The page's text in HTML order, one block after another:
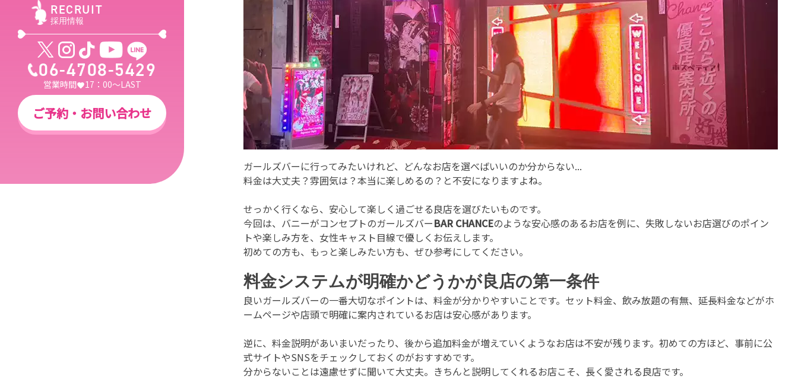
RECRUIT
採用情報
06-4708-5429
営業時間 17：00～LAST
ご予約・お問い合わせ
ガールズバーに行ってみたいけれど、どんなお店を選べばいいのか分からない...
料金は大丈夫？雰囲気は？本当に楽しめるの？と不安になりますよね。
せっかく行くなら、安心して楽しく過ごせる良店を選びたいものです。
今回は、バニーがコンセプトのガールズバーBAR CHANCEのような安心感のあるお店を例に、失敗しないお店選びのポイン
トや楽しみ方を、女性キャスト目線で優しくお伝えします。
初めての方も、もっと楽しみたい方も、ぜひ参考にしてください。
料金システムが明確かどうかが良店の第一条件
良いガールズバーの一番大切なポイントは、料金が分かりやすいことです。セット料金、飲み放題の有無、延長料金などがホ
ームページや店頭で明確に案内されているお店は安心感があります。
逆に、料金説明があいまいだったり、後から追加料金が増えていくようなお店は不安が残ります。初めての方ほど、事前に公
式サイトやSNSをチェックしておくのがおすすめです。
分からないことは遠慮せずに聞いて大丈夫。きちんと説明してくれるお店こそ、長く愛される良店です。